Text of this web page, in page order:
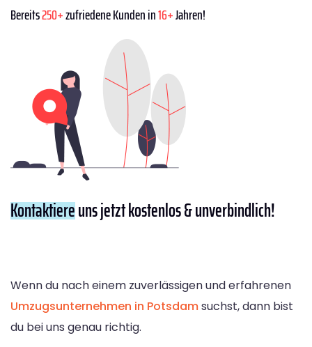
Bereits250+zufriedene Kunden in16+Jahren!
Kontaktiereuns jetzt kostenlos & unverbindlich!
Wenn du nach einem zuverlässigen und erfahrenen
Umzugsunternehmen in Potsdamsuchst, dann bist
du bei uns genau richtig.